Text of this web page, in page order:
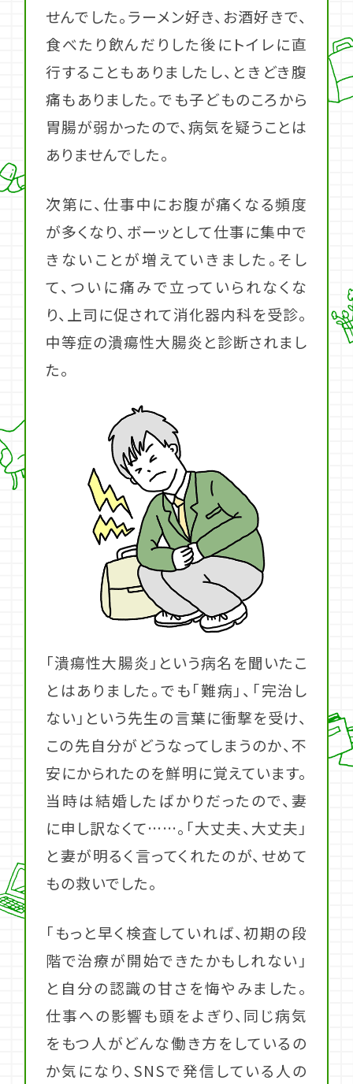
せんでした。ラーメン好き、お酒好きで、
食べたり飲んだりした後にトイレに直
行することもありましたし、ときどき腹
痛もありました。でも子どものころから
胃腸が弱かったので、病気を疑うことは
ありませんでした。
次第に、仕事中にお腹が痛くなる頻度
が多くなり、ボーッとして仕事に集中で
きないことが増えていきました。そし
て、ついに痛みで立っていられなくな
り、上司に促されて消化器内科を受診。
中等症の潰瘍性大腸炎と診断されまし
た。
「潰瘍性大腸炎」という病名を聞いたこ
とはありました。でも「難病」、「完治し
ない」という先生の言葉に衝撃を受け、
この先自分がどうなってしまうのか、不
安にかられたのを鮮明に覚えています。
当時は結婚したばかりだったので、妻
に申し訳なくて……。「大丈夫、大丈夫」
と妻が明るく言ってくれたのが、せめて
もの救いでした。
「もっと早く検査していれば、初期の段
階で治療が開始できたかもしれない」
と自分の認識の甘さを悔やみました。
仕事への影響も頭をよぎり、同じ病気
をもつ人がどんな働き方をしているの
か気になり、SNSで発信している人の